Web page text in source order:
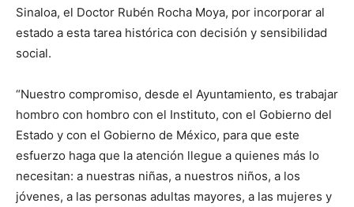
Sinaloa, el Doctor Rubén Rocha Moya, por incorporar al
estado a esta tarea histórica con decisión y sensibilidad
social.
“Nuestro compromiso, desde el Ayuntamiento, es trabajar
hombro con hombro con el Instituto, con el Gobierno del
Estado y con el Gobierno de México, para que este
esfuerzo haga que la atención llegue a quienes más lo
necesitan: a nuestras niñas, a nuestros niños, a los
jóvenes, a las personas adultas mayores, a las mujeres y